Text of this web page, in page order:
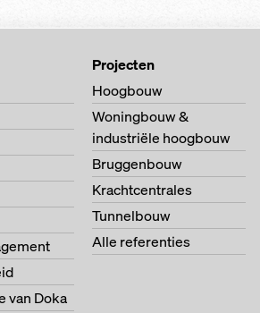
van Doka
Projecten
Hoogbouw
Woningbouw &
industriële hoogbouw
Bruggenbouw
Krachtcentrales
Tunnelbouw
Alle referenties